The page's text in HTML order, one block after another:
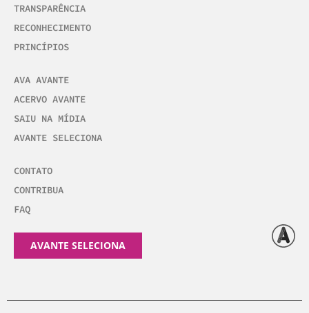
TRANSPARÊNCIA
RECONHECIMENTO
PRINCÍPIOS
AVA AVANTE
ACERVO AVANTE
SAIU NA MÍDIA
AVANTE SELECIONA
CONTATO
CONTRIBUA
FAQ
AVANTE SELECIONA